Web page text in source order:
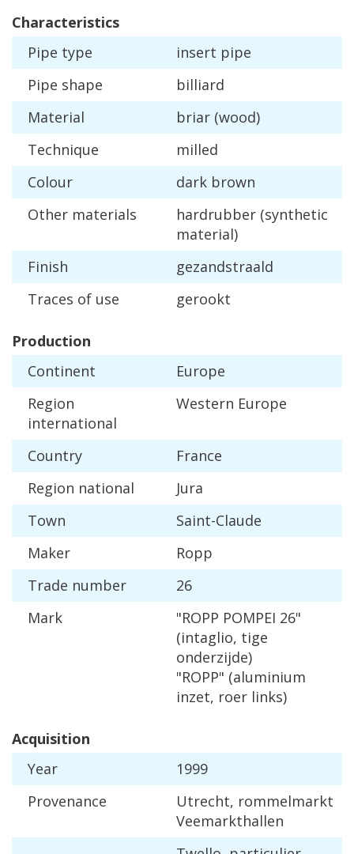
Characteristics
Pipe type insert pipe
Pipe shape
billiard
Material
briar (wood)
Technique
milled
Colour
dark brown
Other materials hardrubber (synthetic
material)
Finish
gezandstraald
Traces of use gerookt
Production
Continent
Europe
Region
international
Western Europe
Country
France
Region national
Jura
Town
Saint-Claude
Maker
Ropp
Trade number
26
Mark
"ROPP POMPEI 26"
(intaglio, tige
onderzijde)
"ROPP" (aluminium
inzet, roer links)
Acquisition
Year
1999
Provenance
Utrecht, rommelmarkt
Veemarkthallen